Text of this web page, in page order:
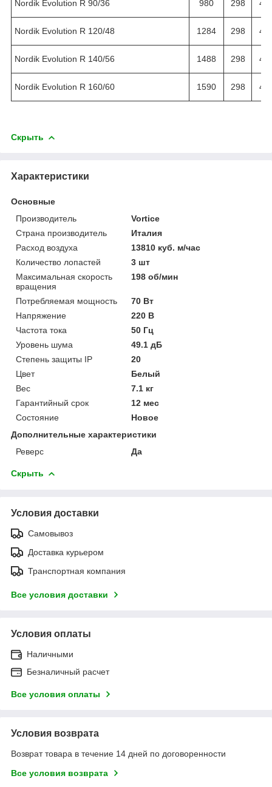
Nordik Evolution R 90/36 980 298
Nordik Evolution R 120/48 1284 298
Nordik Evolution R 140/56 1488 298
Nordik Evolution R 160/60 1590 298
Скрыть
Характеристики
Основные
Производитель
Vortice
Страна производитель
Италия
Расход воздуха
13810 куб. м/час
Количество лопастей
3 шт
Максимальная скорость
вращения
198 об/мин
Потребляемая мощность
70 Вт
Напряжение
220 В
Частота тока
50 Гц
Уровень шума
49.1 дБ
Степень защиты IP
20
Цвет
Белый
Вес
7.1 кг
Гарантийный срок
12 мес
Состояние
Новое
Дополнительные характеристики
Реверс
Да
Скрыть
Условия доставки
Самовывоз
Доставка курьером
Транспортная компания
Все условия доставки
Условия оплаты
Наличными
Безналичный расчет
Все условия оплаты
Условия возврата
Возврат товара в течение 14 дней по договоренности
Все условия возврата